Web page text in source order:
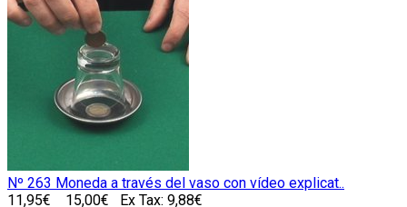
Nº 263 Moneda a través del vaso con vídeo explicat..
11,95€
15,00€ Ex Tax: 9,88€